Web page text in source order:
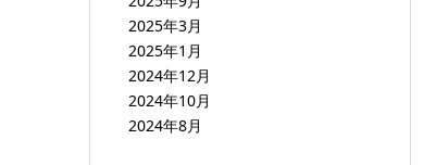
2025年3月
2025年1月
2024年12月
2024年10月
2024年8月